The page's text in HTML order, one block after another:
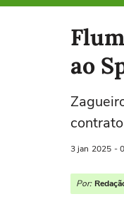
Selecione o time
ao
3 jan 2025 -
Por: